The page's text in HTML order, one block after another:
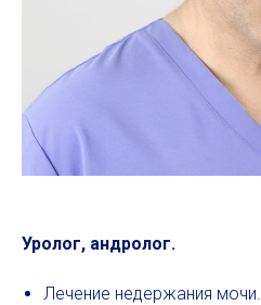
Уролог, андролог.
Лечение недержания мочи.